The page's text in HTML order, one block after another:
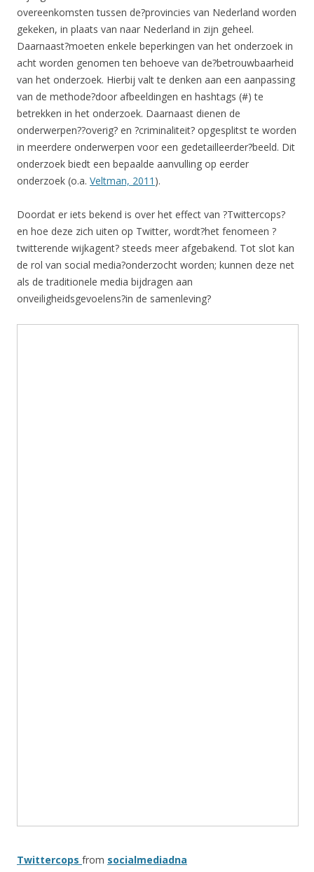
overeenkomsten tussen de?provincies van Nederland worden
gekeken, in plaats van naar Nederland in zijn geheel.
Daarnaast?moeten enkele beperkingen van het onderzoek in
acht worden genomen ten behoeve van de?betrouwbaarheid
van het onderzoek. Hierbij valt te denken aan een aanpassing
van de methode?door afbeeldingen en hashtags (#) te
betrekken in het onderzoek. Daarnaast dienen de
onderwerpen??overig? en ?criminaliteit? opgesplitst te worden
in meerdere onderwerpen voor een gedetailleerder?beeld. Dit
onderzoek biedt een bepaalde aanvulling op eerder
onderzoek (o.a. Veltman, 2011 ).
Doordat er iets bekend is over het effect van ?Twittercops?
en hoe deze zich uiten op Twitter, wordt?het fenomeen ?
twitterende wijkagent? steeds meer afgebakend. Tot slot kan
de rol van social media?onderzocht worden; kunnen deze net
als de traditionele media bijdragen aan
onveiligheidsgevoelens?in de samenleving?
Twittercops from socialmediadna